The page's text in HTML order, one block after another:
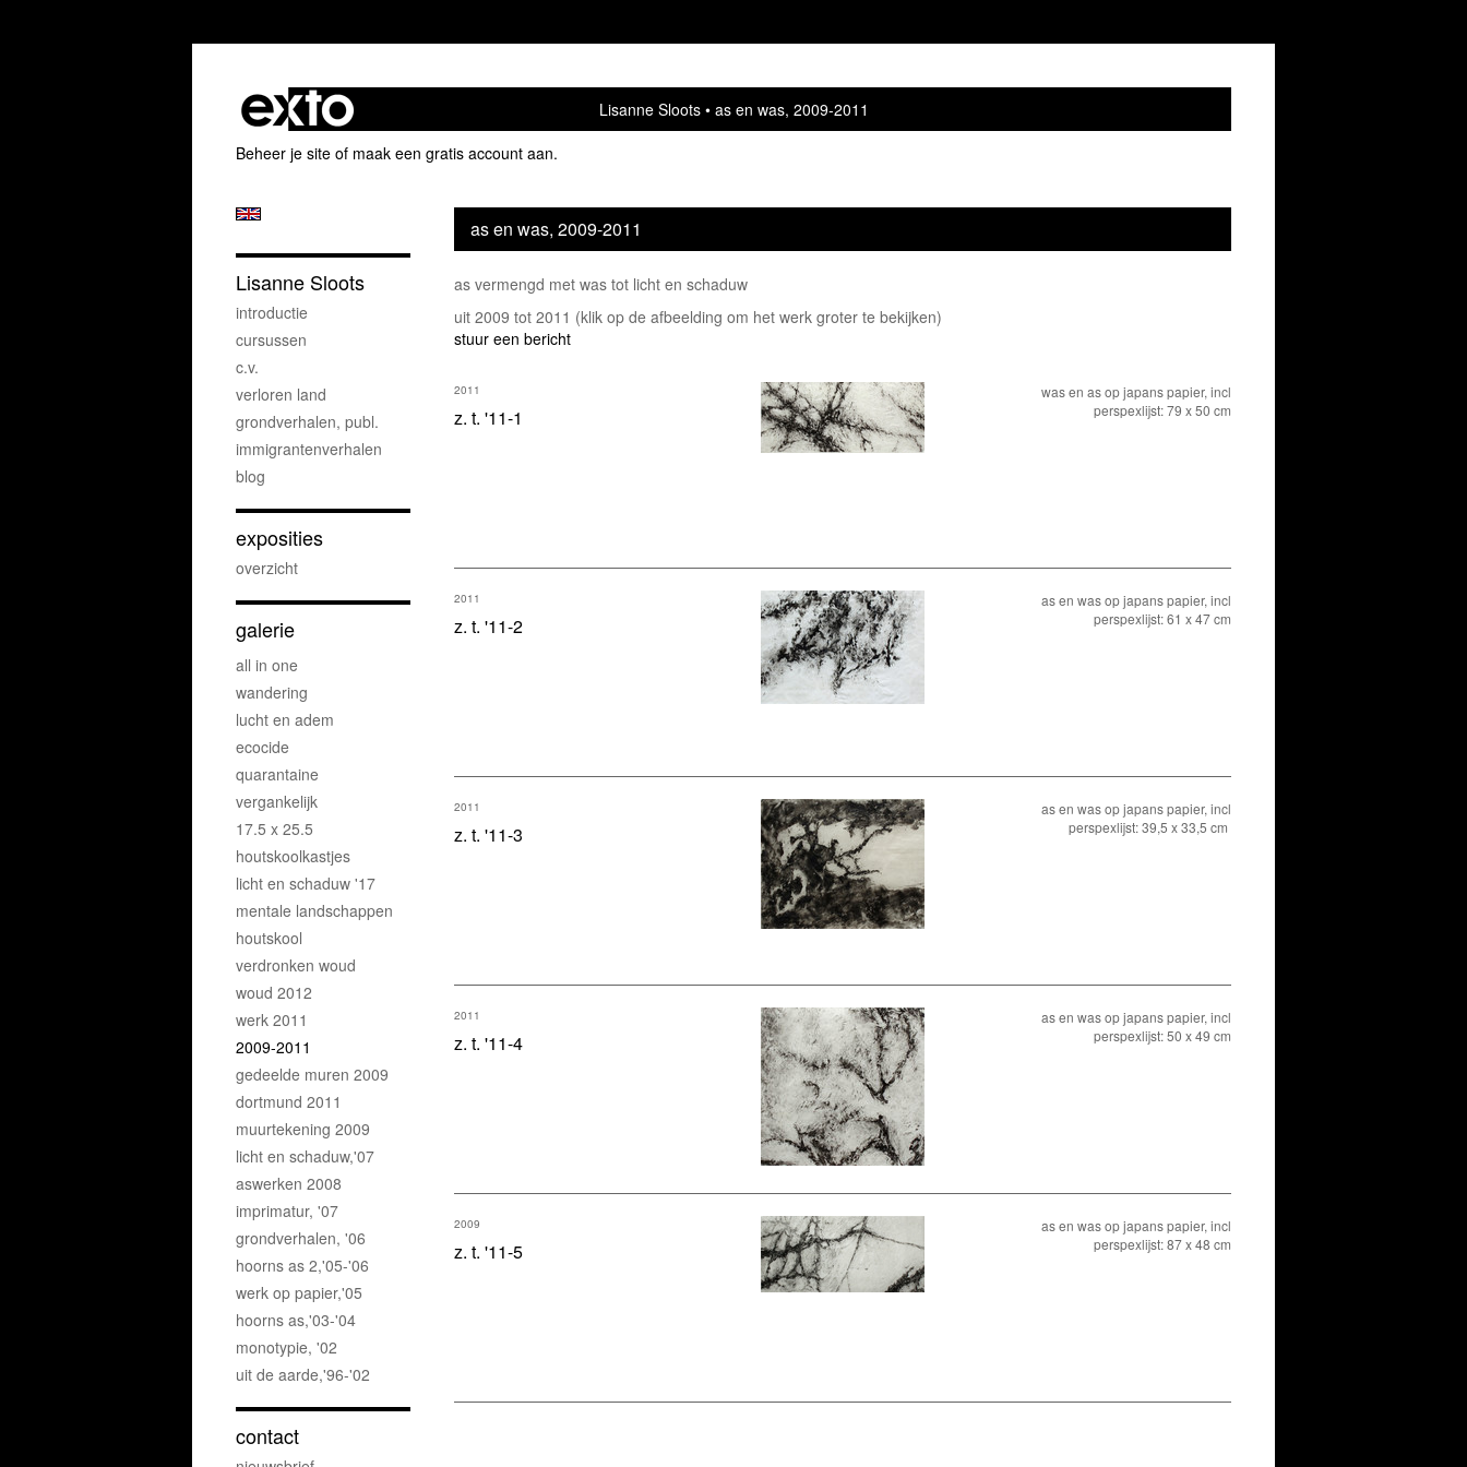
Lisanne Sloots
as en was, 2009-2011
Beheer je site of maak een gratis account aan.
as en was, 2009-2011
as vermengd met was tot licht en schaduw
uit 2009 tot 2011 (klik op de afbeelding om het werk groter te bekijken)
stuur een bericht
z. t. '11-1
2011
was en as op japans papier, incl
perspexlijst: 79 x 50 cm
z. t. '11-2
2011
as en was op japans papier, incl
perspexlijst: 61 x 47 cm
z. t. '11-3
2011
as en was op japans papier, incl
perspexlijst: 39,5 x 33,5 cm
z. t. '11-4
2011
as en was op japans papier, incl
perspexlijst: 50 x 49 cm
z. t. '11-5
2009
as en was op japans papier, incl
perspexlijst: 87 x 48 cm
Lisanne Sloots
introductie
cursussen
c.v.
verloren land
grondverhalen, publ.
immigrantenverhalen
blog
exposities
overzicht
galerie
all in one
wandering
lucht en adem
ecocide
quarantaine
vergankelijk
17.5 x 25.5
houtskoolkastjes
licht en schaduw '17
mentale landschappen
houtskool
verdronken woud
woud 2012
werk 2011
2009-2011
gedeelde muren 2009
dortmund 2011
muurtekening 2009
licht en schaduw,'07
aswerken 2008
imprimatur, '07
grondverhalen, '06
hoorns as 2,'05-'06
werk op papier,'05
hoorns as,'03-'04
monotypie, '02
uit de aarde,'96-'02
contact